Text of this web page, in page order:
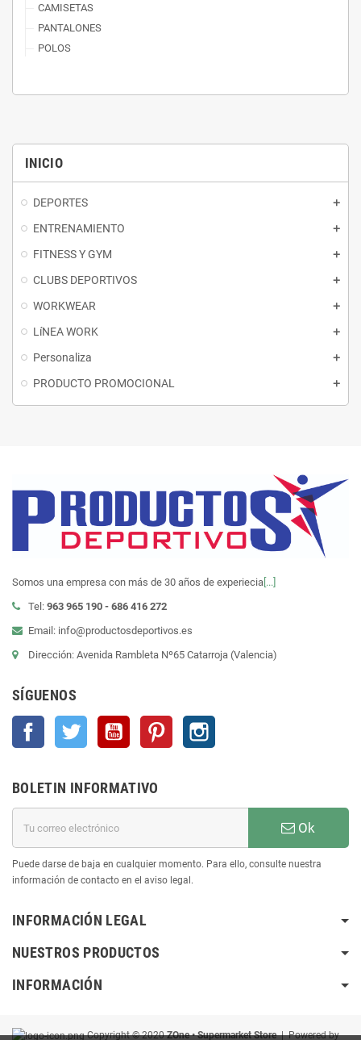
INICIO
DEPORTES
ENTRENAMIENTO
FITNESS Y GYM
CLUBS DEPORTIVOS
WORKWEAR
LíNEA WORK
Personaliza
PRODUCTO PROMOCIONAL
CAMISETAS
PANTALONES
POLOS
Somos una empresa con más de 30 años de experiecia [...]
Tel: 963 965 190 - 686 416 272
Email: info@productosdeportivos.es
Dirección: Avenida Rambleta Nº65 Catarroja (Valencia)
SÍGUENOS
Facebook Twitter YouTube Pinterest
BOLETIN INFORMATIVO
Ok
Puede darse de baja en cualquier momento. Para ello, consulte nuestra
información de contacto en el aviso legal.
INFORMACIÓN LEGAL
NUESTROS PRODUCTOS
INFORMACIÓN
Copyright © 2020ZOne • Supermarket Store| Powered by